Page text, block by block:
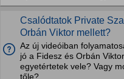
Csalódtatok Private
Orbán Viktor mellett?
Az új videóiban
jó a Fidesz és Orbán
egyetértetek vele? Vagy
tőle?